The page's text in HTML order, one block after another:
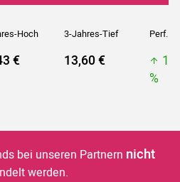
Hoch 3-Jahres-Tief Perf. 5J
€ 13,60 €
%
bei unseren Partnern nicht
werden.